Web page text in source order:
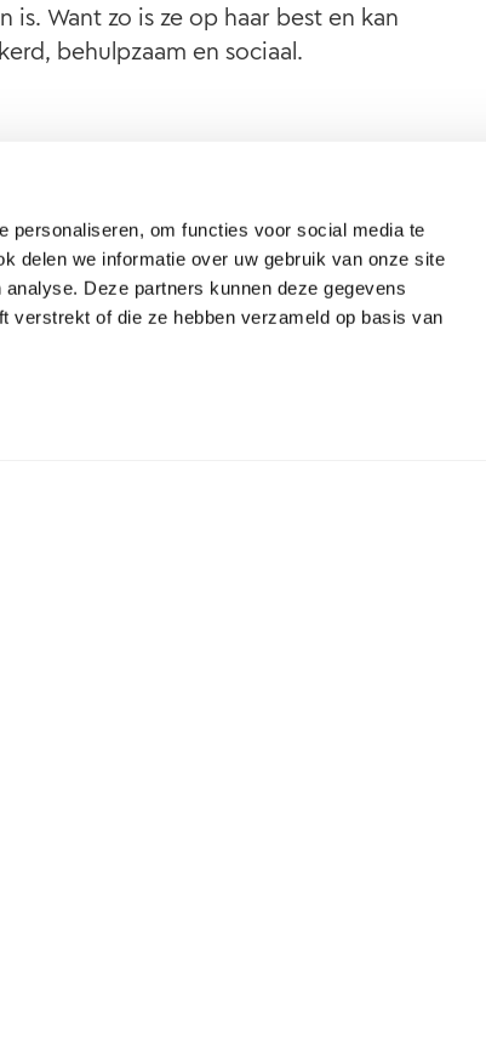
personaliseren, om functies voor social media te
delen we informatie over uw gebruik van onze site
Deze partners kunnen deze gegevens
verstrekt of die ze hebben verzameld op basis van
Want zo is ze op haar best en kan
behulpzaam en sociaal.
doe. En ik begroet
belangrijk om iedereen warm